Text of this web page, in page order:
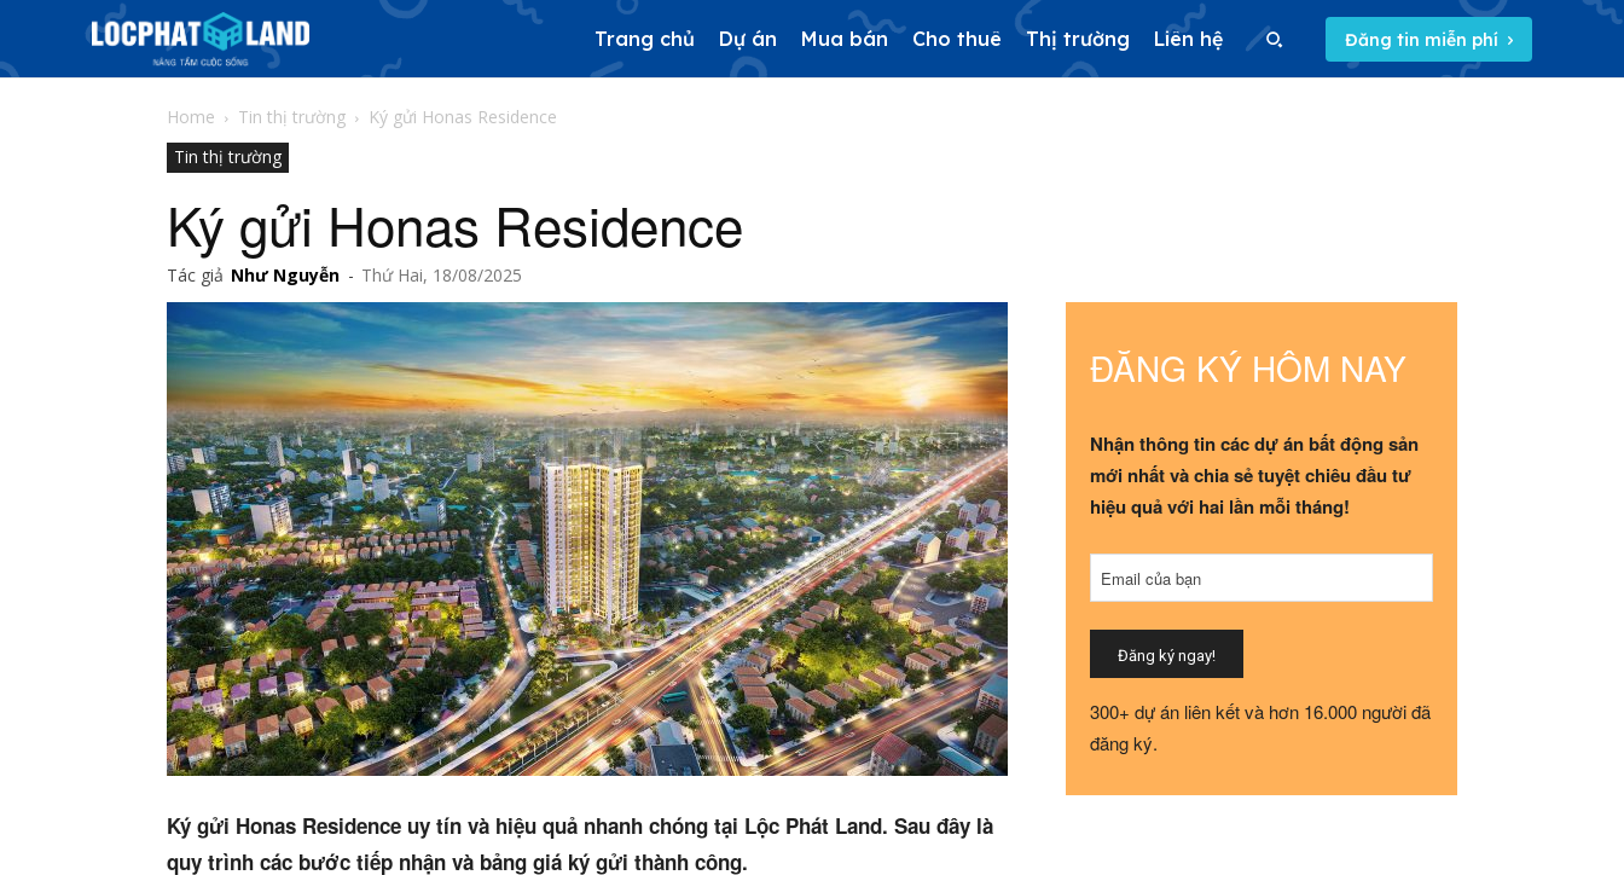
Trang chủ Dự án Mua bán Cho thuê Thị trường Liên hệ Đăng tin miễn phí
Home Tin thị trường
Ký gửi Honas Residence
Tin thị trường
Ký gửi Honas Residence
Tác giả Như Nguyễn - Thứ Hai, 18/08/2025
Ký gửi Honas Residence uy tín và hiệu quả nhanh chóng tại Lộc Phát Land. Sau đây là
quy trình các bước tiếp nhận và bảng giá ký gửi thành công.
ĐĂNG KÝ HÔM NAY
Nhận thông tin các dự án bất động sản
mới nhất và chia sẻ tuyệt chiêu đầu tư
hiệu quả với hai lần mỗi tháng!
Email *
Email của bạn
Đăng ký ngay!
300+ dự án liên kết và hơn 16.000 người đã
đăng ký.